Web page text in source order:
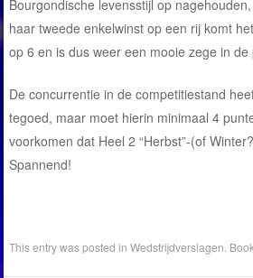
Bourgondische levensstijl op
haar tweede enkelwinst op een rij komt
op 6 en is dus weer een mooie zege in de
De concurrentie in de competitiestand
tegoed, maar moet hierin minimaal 4
voorkomen dat Heel 2 “Herbst”-(of
Spannend!
This entry was posted inWedstrijdverslagen .